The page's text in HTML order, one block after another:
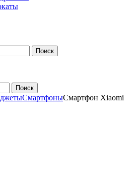
Поиск
Поиск
СмартфоныСмартфон Xiaomi